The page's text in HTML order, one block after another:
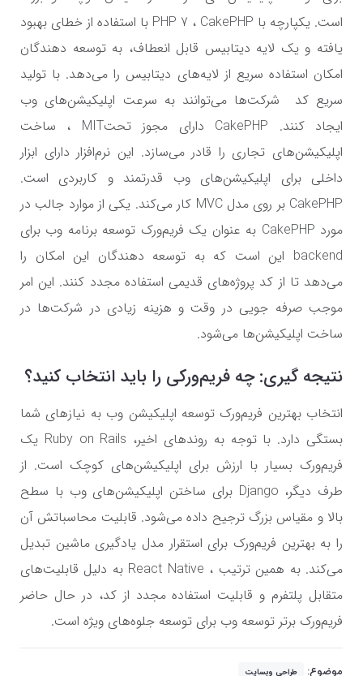
است. یکپارچه با PHP 7 ، CakePHP با استفاده از خطای بهبود
یافته و یک لایه دیتابیس قابل انعطاف، به توسعه دهندگان
امکان استفاده سریع از لایه‌های دیتابیس را می‌دهد. با تولید
سریع کد شرکت‌ها می‌توانند به سرعت اپلیکیشن‌های وب
ایجاد کنند. CakePHP دارای مجوز تحتMIT ، ساخت
اپلیکیشن‌های تجاری را قادر می‌سازد. این نرم‌افزار دارای ابزار
داخلی برای اپلیکیشن‌های وب قدرتمند و کاربردی است.
CakePHP بر روی مدل MVC کار می‌کند. یکی از موارد جالب در
مورد CakePHP به عنوان یک فریم‌ورک توسعه برنامه وب برای
backend این است که به توسعه دهندگان این امکان را
می‌دهد تا از کد پروژه‌های قدیمی استفاده مجدد کنند. این امر
موجب صرفه جویی در وقت و هزینه زیادی در شرکت‌ها در
ساخت اپلیکیشن‌ها می‌شود.
نتیجه گیری: چه فریم‌ورکی را باید انتخاب کنید؟
انتخاب بهترین فریم‌ورک توسعه اپلیکیشن وب به نیازهای شما
بستگی دارد. با توجه به روندهای اخیر، Ruby on Rails یک
فریم‌ورک بسیار با ارزش برای اپلیکیشن‌های کوچک است. از
طرف دیگر، Django برای ساختن اپلیکیشن‌های وب با سطح
بالا و مقیاس بزرگ ترجیح داده می‌شود. قابلیت محاسباتش آن
را به بهترین فریم‌ورک برای استقرار مدل یادگیری ماشین تبدیل
می‌کند. به همین ترتیب ، React Native به دلیل قابلیت‌های
متقابل پلتفرم و قابلیت استفاده مجدد از کد، در حال حاضر
فریم‌ورک برتر توسعه وب برای توسعه جلوه‌های ویژه است.
موضوع: طراحی وبسایت